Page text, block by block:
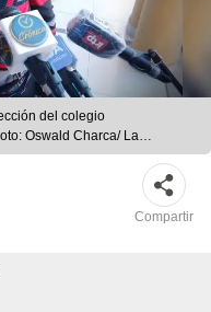
del colegio
Oswald Charca/ La
Compartir